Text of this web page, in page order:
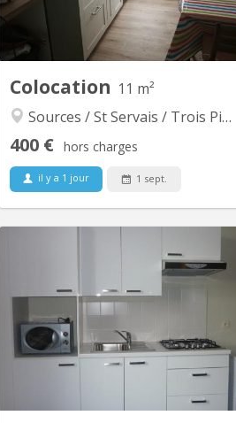
Colocation 11 m²
Sources / St Servais / Trois Piliers
400 € hors charges
il y a 1 jour 1 sept.
Appartement 2 chambres. lumineux et
entièrement meublé. Cuisine et sdb
privées. À côté de l henalux
Uniquement pour étudiant(e)s